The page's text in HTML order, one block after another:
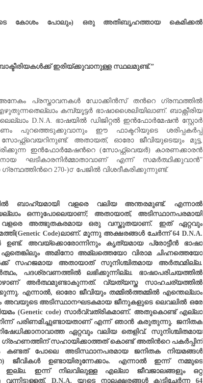
കോശം പോലും) ഒരു അതിബൃഹത്തായ കെമിക്കല്‍
ഇരിയ്ക്കുവാനുള്ള സ്ഥലമുണ്ട്.”
പ്രസ്താവനകള്‍ ഡോക്കിന്‍സ് തന്‍റെ ഗ്രന്ഥത്തില്‍
കമ്പ്യൂട്ടര്‍ ഭാഷാശൈലിയിലാണ്. ബാക്റ്റീരിയ
D.N.A. ഭാഷയില്‍ ഡിജിറ്റല്‍ ഇന്‍ഫോര്‍മേഷന്‍ സ്റ്റോര്‍
പുറത്തെടുക്കുവാനും ഈ ഫാക്ടറിയുടെ ശരിപ്പകര്‍പ്പ്‌
സോഫ്റ്റ്‌വെയറിനുണ്ട്. അതായത്, ഓരോ ജീവിയുടെയും മുട്ട,
ഇന്‍ഫോര്‍മേഷന്‍റെ (സോഫ്റ്റ്‌വെയര്‍) കാരണക്കാരന്‍
ഘടികാരനിര്‍മ്മാതാവാണ് എന്ന് സമര്‍ത്ഥിക്കുവാന്‍”
270-)൦ പേജില്‍ വിശദീകരിക്കുന്നുണ്ട്.
ബാഹ്യമായി വളരെ വലിയ അന്തരമുണ്ട്. എന്നാല്‍
ഒന്നുപോലെയാണ്; അതായാത്, അടിസ്ഥാനപരമായി
അത്ഭുതകരമായ ഒരു വസ്തുതയാണ്. ഇത് ഏറ്റവും
Genetic Code)ലാണ്‌. മൂന്നു അക്ഷരങ്ങള്‍ ചേര്‍ന്ന്64 D.N.A.
ഉണ്ട്. അവയ്ക്കൊരോന്നിനും കൃത്യമായ പ്രോട്ടീന്‍ ഭാഷാ
അമിനോ അമ്ലത്തെയോ വിരാമ ചിഹ്നത്തെയോ
സഹജമായ അതായാത് സുനിശ്ചിതമായ അര്‍ത്ഥമില്ല.
, പദശ്രവണത്തില്‍ ലഭിക്കുന്നില്ല. ഭാഷാപരിചയത്തില്‍
അര്‍ത്ഥമുണ്ടാകുന്നത്. വ്യത്യസ്ത സാഹചര്യത്തില്‍
എന്നാല്‍, ഓരോ ജീവിയും തമ്മില്‍ത്തമ്മില്‍ എന്തെല്ലാം
അവയുടെ അടിസ്ഥാനഘടകമായ ജീനുകളുടെ ലെവലില്‍ ഒരേ
(Genetic code) സാര്‍വ്വത്രികമാണ്. അതുകൊണ്ട് എല്ലാ
പരിണമിച്ചുണ്ടായതാണ് എന്ന് ഞാന്‍ കരുതുന്നു. ജനിതക
ഏറ്റവും വലിയ തെളിവ്‌. സുനിശ്ചിതമായ
ഗ്രഹണത്തിന് സഹായിക്കാത്തത് കൊണ്ട് അതിന്‍റെ പകര്‍പ്പിന്
പോലെ അടിസ്ഥാനപരമായ ജനിതക നിയമങ്ങള്‍
ജീവികള്‍ ഉണ്ടായിരുന്നേക്കാം. എന്നാല്‍ ഇന്ന് നമ്മുടെ
ഇന്ന് നിലവിലുള്ള എല്ലാ ജീവജാലങ്ങളും ഒറ്റ
D.N.A. യുടെ നാലക്ഷരങ്ങള്‍ കൂടിച്ചേര്‍ന്ന 64